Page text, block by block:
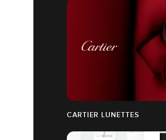
CARTIER LUNETTES